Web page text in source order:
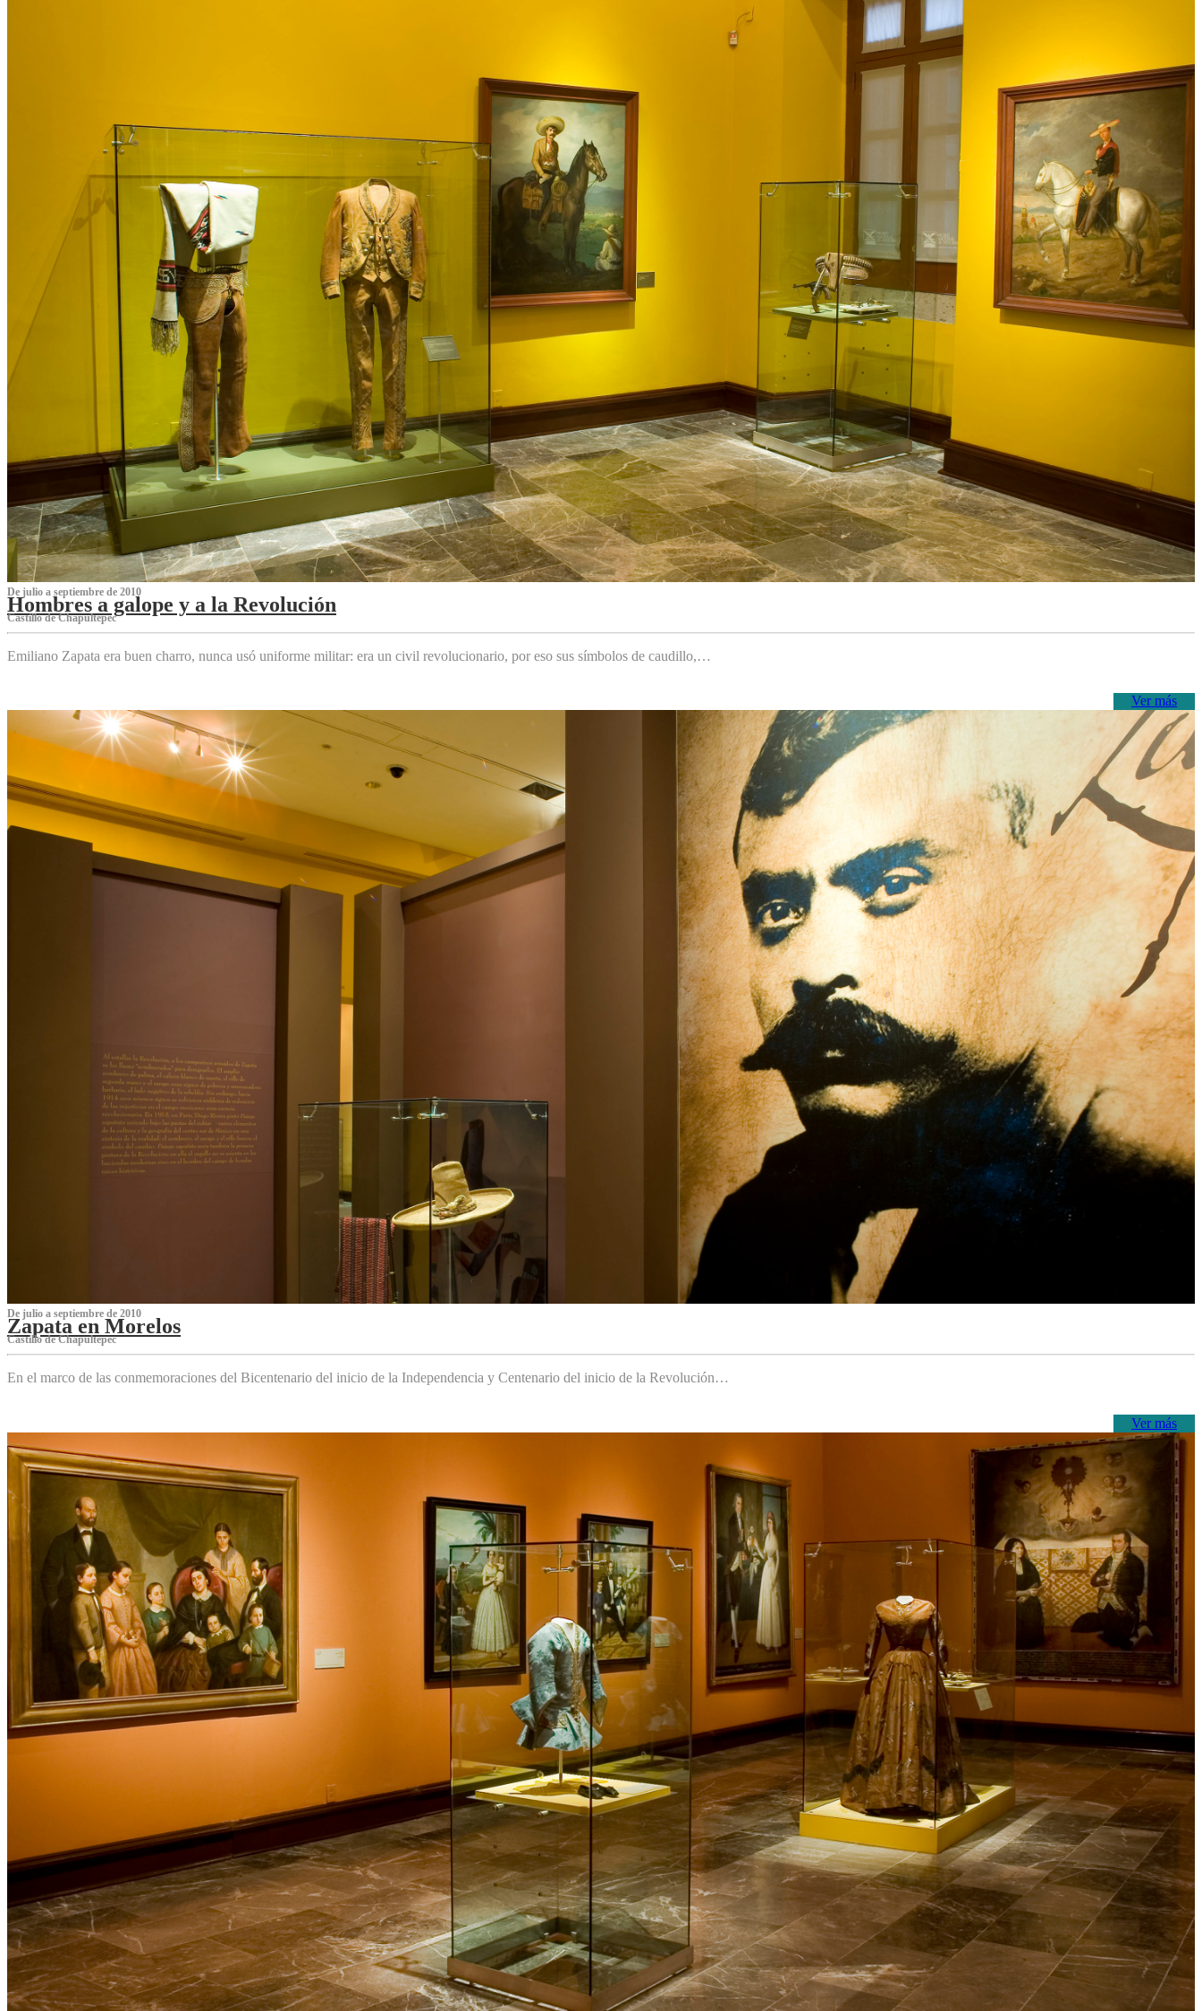
De julio a septiembre de 2010
Hombres a galope y a la Revolución
Castillo de Chapultepec
Emiliano Zapata era buen charro, nunca usó uniforme militar: era un civil revolucionario, por eso sus símbolos de caudillo,…
Ver más
De julio a septiembre de 2010
Zapata en Morelos
Castillo de Chapultepec
En el marco de las conmemoraciones del Bicentenario del inicio de la Independencia y Centenario del inicio de la Revolución…
Ver más